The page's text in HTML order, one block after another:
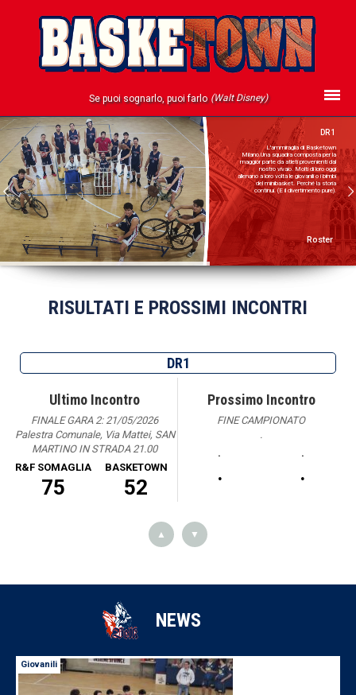
Se puoi sognarlo, puoi farlo (Walt Disney)
DR 1
L'ammiraglia di Basketown
Milano.Una squadra composta per la
maggior parte da atleti provenienti dal
nostro vivaio.Molti di loro oggi
allenano a loro volta le giovanili o i bimbi
del minibasket. Perché la storia
continui.(E il divertimento pure).
Roster
RISULTATI E PROSSIMI INCONTRI
DR1
Ultimo Incontro
FINALE GARA 2: 21/05/2026
Palestra Comunale, Via Mattei, SAN
MARTINO IN STRADA 21.00
R&F SOMAGLIA
BASKETOWN
75 52
Prossimo Incontro
FINE CAMPIONATO
.
.
.
. .
▲ ▼
NEWS
Giovanili